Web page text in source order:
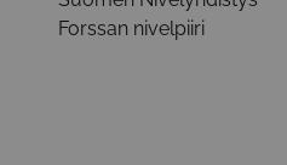
Forssan nivelpiiri